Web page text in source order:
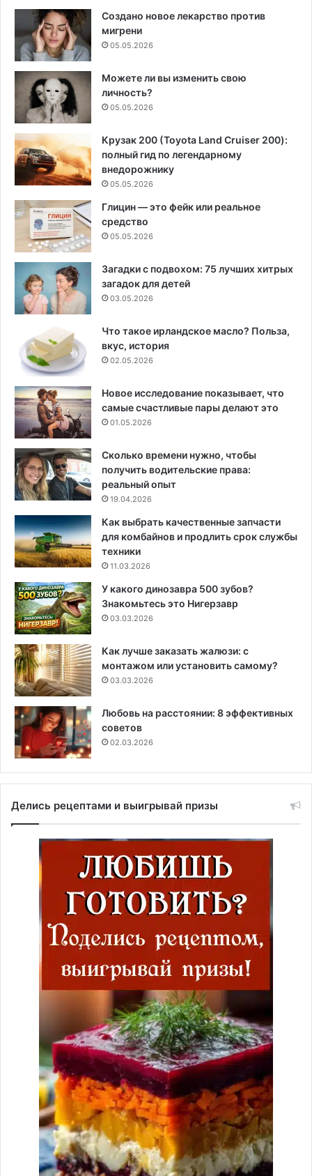
Создано новое лекарство против
мигрени
05.05.2026
Можете ли вы изменить свою
личность?
05.05.2026
Крузак 200 (Toyota Land Cruiser 200):
полный гид по легендарному
внедорожнику
05.05.2026
Глицин — это фейк или реальное
средство
05.05.2026
Загадки с подвохом: 75 лучших хитрых
загадок для детей
03.05.2026
Что такое ирландское масло? Польза,
вкус, история
02.05.2026
Новое исследование показывает, что
самые счастливые пары делают это
01.05.2026
Сколько времени нужно, чтобы
получить водительские права:
реальный опыт
19.04.2026
Как выбрать качественные запчасти
для комбайнов и продлить срок службы
техники
11.03.2026
У какого динозавра 500 зубов?
Знакомьтесь это Нигерзавр
03.03.2026
Как лучше заказать жалюзи: с
монтажом или установить самому?
03.03.2026
Любовь на расстоянии: 8 эффективных
советов
02.03.2026
Делись рецептами и выигрывай призы